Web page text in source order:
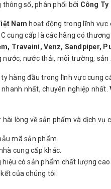
số, phân phối bởi Công Ty
Nam hoạt động trong lĩnh vực
cung cấp là các hãng có
Travaini, Venz, Sandpiper,
nước, nước thải, môi trường,
hàng đầu trong lĩnh vực cung
nhất, chuyên nghiệp nhất.
lòng về sản phẩm và dịch vụ
mã sản phẩm.
cung cấp khác.
có sản phẩm chất lượng cao
của chúng tôi.